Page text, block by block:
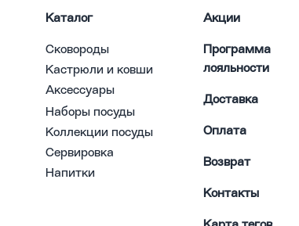
Каталог
Сковороды
Кастрюли и ковши
Аксессуары
Наборы посуды
Коллекции посуды
Сервировка
Напитки
Акции
Программа
лояльности
Доставка
Оплата
Возврат
Контакты